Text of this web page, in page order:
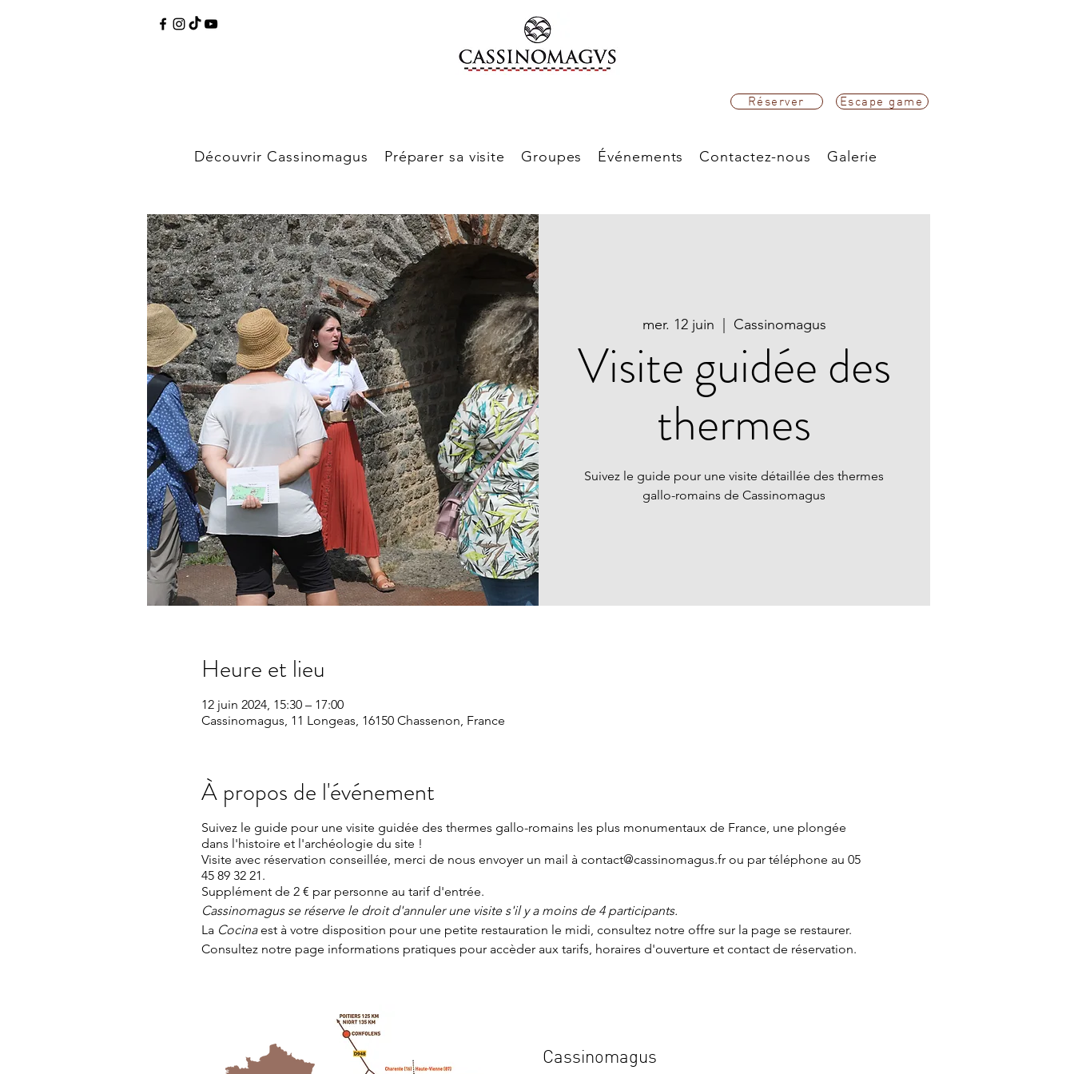
Réserver Escape game
Découvrir Cassinomagus Préparer sa visite Groupes Événements Contactez-nous Galerie
mer. 12 juin
  |
Cassinomagus
Visite guidée des
thermes
Suivez le guide pour une visite détaillée des thermes
gallo-romains de Cassinomagus
Heure et lieu
12 juin 2024, 15:30 – 17:00
Cassinomagus, 11 Longeas, 16150 Chassenon, France
À propos de l'événement
Suivez le guide pour une visite guidée des thermes gallo-romains les plus monumentaux de France, une plongée
dans l'histoire et l'archéologie du site !
Visite avec réservation conseillée, merci de nous envoyer un mail à contact@cassinomagus.fr ou par téléphone au 05
45 89 32 21.
Supplément de 2 € par personne au tarif d'entrée.
Cassinomagus se réserve le droit d'annuler une visite s'il y a moins de 4 participants.
La Cocinaest à votre disposition pour une petite restauration le midi, consultez notre offre sur la page se restaurer.
Consultez notre page informations pratiques pour accèder aux tarifs, horaires d'ouverture et contact de réservation.
Cassinomagus